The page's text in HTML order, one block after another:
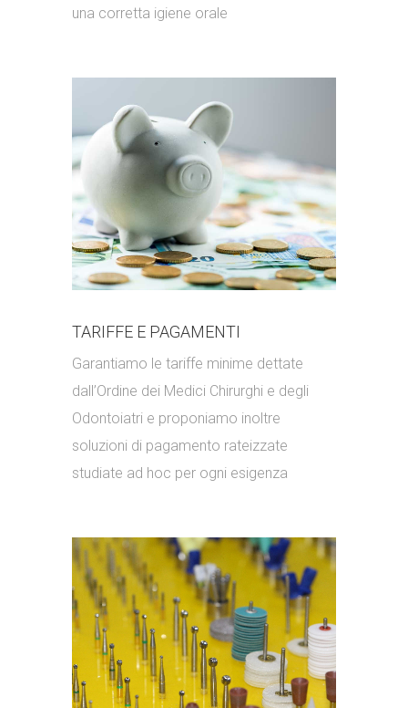
una corretta igiene orale
TARIFFE E PAGAMENTI
Garantiamo le tariffe minime dettate
dall’Ordine dei Medici Chirurghi e degli
Odontoiatri e proponiamo inoltre
soluzioni di pagamento rateizzate
studiate ad hoc per ogni esigenza